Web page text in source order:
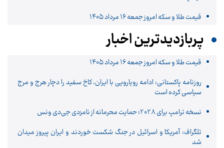
قیمت طلا و سکه امروز جمعه ۱۶ مرداد ۱۴۰۵
پربازدیدترین اخبار
قیمت طلا و سکه امروز جمعه ۱۶ مرداد ۱۴۰۵
روزنامه پاکستانی: ادامه رویارویی با ایران، کاخ سفید را دچار هرج و مرج
سیاسی کرده است
نسخه ترامپ برای 2028؛ حمایت محرمانه از نامزدی جی‌دی ونس
تلگراف: آمریکا و اسرائیل در جنگ شکست خوردند و ایران پیروز میدان
شد